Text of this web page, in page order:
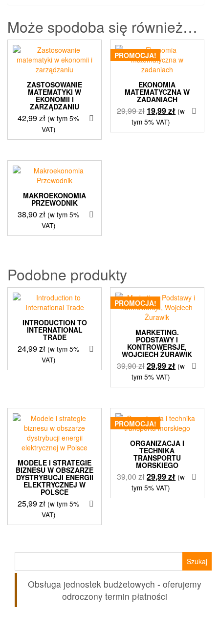
Może spodoba się również…
ZASTOSOWANIE
MATEMATYKI W
EKONOMII I
ZARZĄDZANIU
42,99zł (w tym 5%
VAT)
PROMOCJA!
EKONOMIA
MATEMATYCZNA W
ZADANIACH
29,99zł Pierwotna
cena
wynosiła:
19,99złAktualna
wynosi:
(w
tym 5% VAT)
MAKROEKONOMIA
PRZEWODNIK
38,90zł (w tym 5%
VAT)
Podobne produkty
INTRODUCTION TO
INTERNATIONAL
TRADE
24,99zł (w tym 5%
VAT)
PROMOCJA!
MARKETING.
PODSTAWY I
KONTROWERSJE,
WOJCIECH ŻURAWIK
39,90złPierwotna
cena
wynosiła:
29,99złAktualna
wynosi:
(w
tym 5% VAT)
MODELE I STRATEGIE
BIZNESU W OBSZARZE
DYSTRYBUCJI ENERGII
ELEKTRYCZNEJ W
POLSCE
25,99zł (w tym 5%
VAT)
PROMOCJA!
ORGANIZACJA I
TECHNIKA
TRANSPORTU
MORSKIEGO
39,00złPierwotna
cena
wynosiła:
29,99złAktualna
wynosi:
(w
tym 5% VAT)
Obsługa jednostek budżetowych - oferujemy
odroczony termin płatności